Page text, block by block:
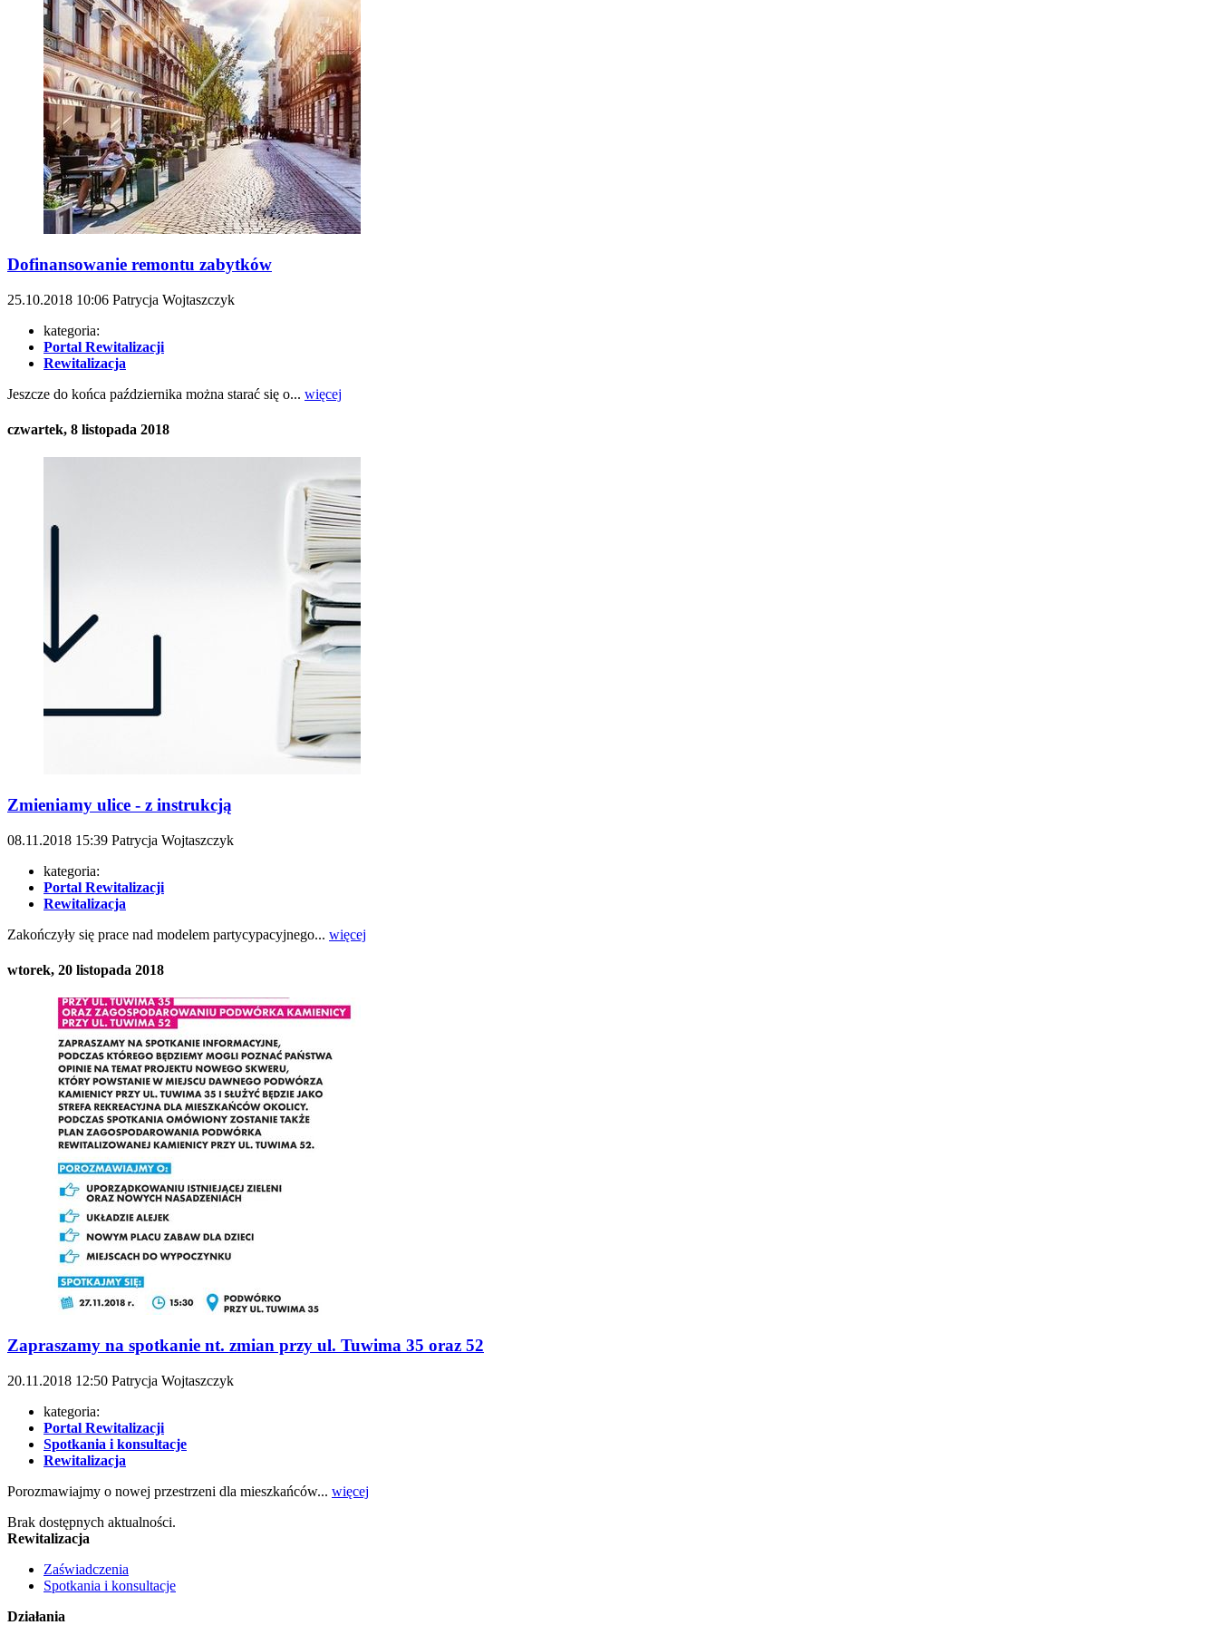
Dofinansowanie remontu zabytków
25.10.2018 10:06 Patrycja Wojtaszczyk
kategoria:
Portal Rewitalizacji
Rewitalizacja
Jeszcze do końca października można starać się o... więcej
czwartek, 8 listopada 2018
Zmieniamy ulice - z instrukcją
08.11.2018 15:39 Patrycja Wojtaszczyk
kategoria:
Portal Rewitalizacji
Rewitalizacja
Zakończyły się prace nad modelem partycypacyjnego... więcej
wtorek, 20 listopada 2018
Zapraszamy na spotkanie nt. zmian przy ul. Tuwima 35 oraz 52
20.11.2018 12:50 Patrycja Wojtaszczyk
kategoria:
Portal Rewitalizacji
Spotkania i konsultacje
Rewitalizacja
Porozmawiajmy o nowej przestrzeni dla mieszkańców... więcej
Brak dostępnych aktualności.
Rewitalizacja
Zaświadczenia
Spotkania i konsultacje
Działania